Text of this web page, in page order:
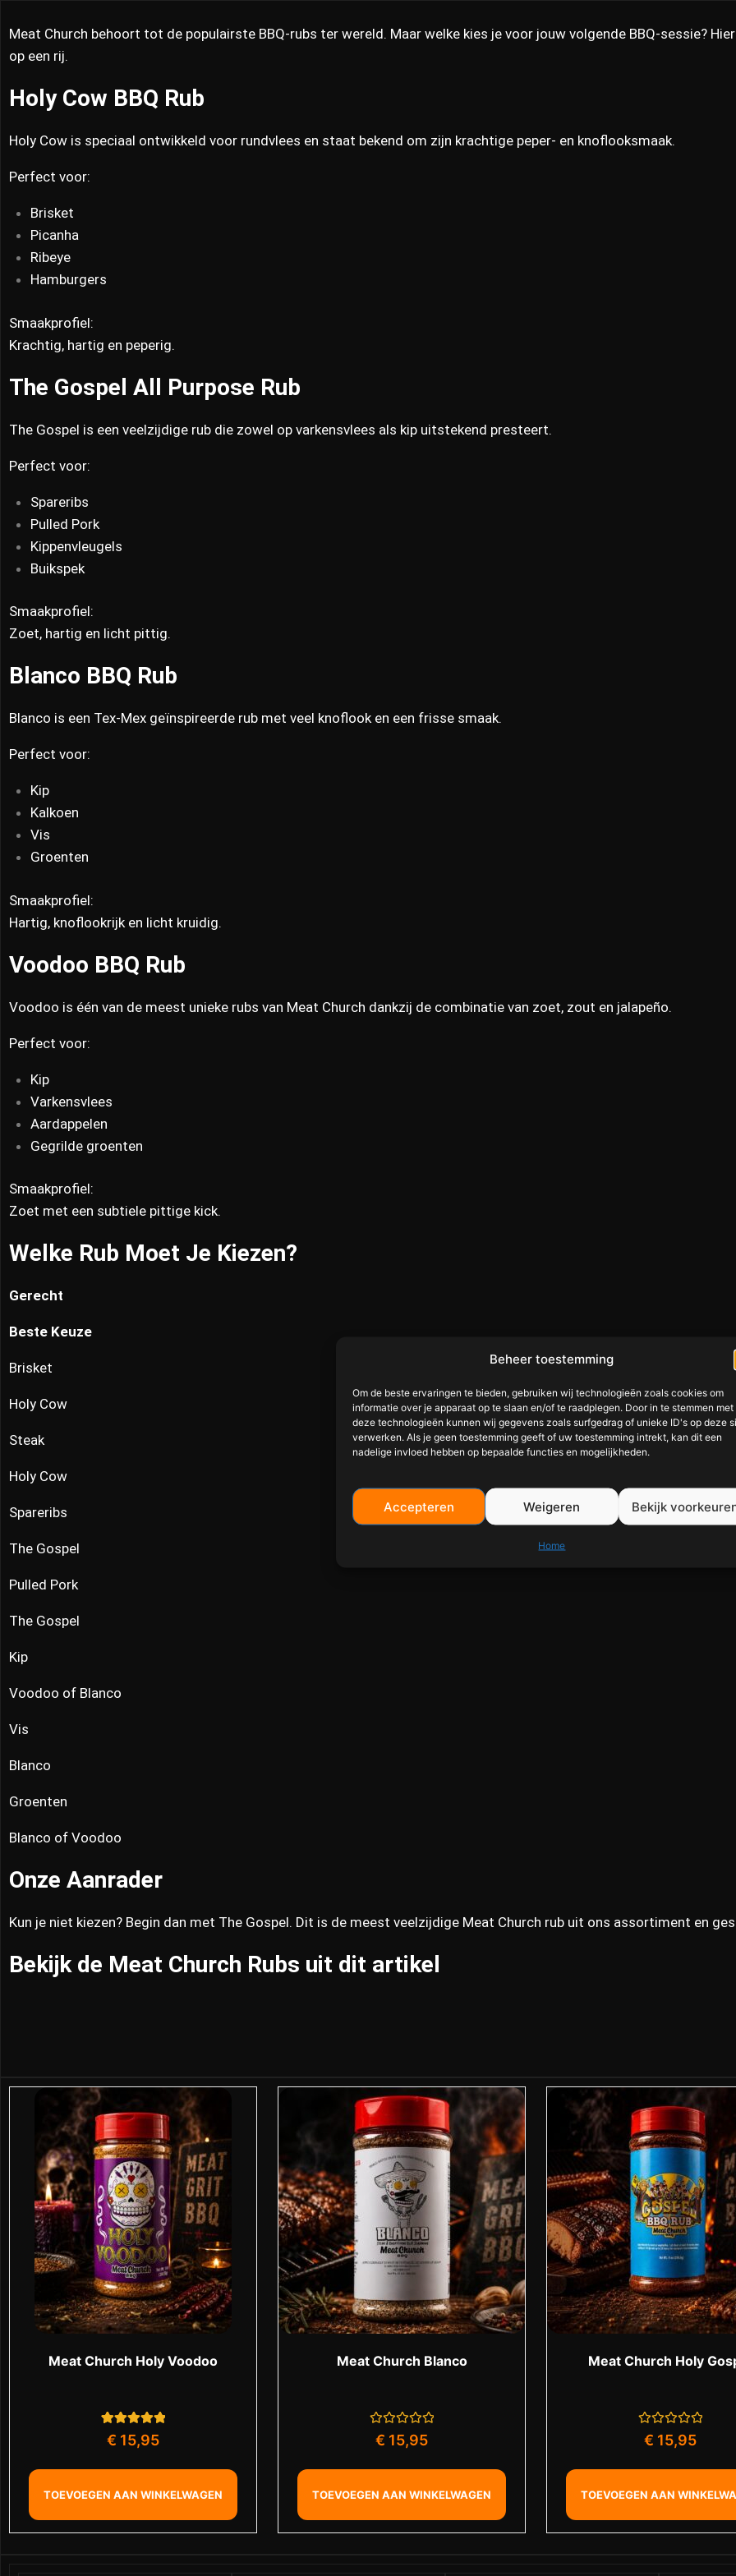
Beheer toestemming
Om de beste ervaringen te bieden, gebruiken wij technologieën zoals cookies om
informatie over je apparaat op te slaan en/of te raadplegen. Door in te stemmen met
deze technologieën kunnen wij gegevens zoals surfgedrag of unieke ID's op deze
verwerken. Als je geen toestemming geeft of uw toestemming intrekt, kan dit een
nadelige invloed hebben op bepaalde functies en mogelijkheden.
Accepteren Weigeren Bekijk
Home
Meat Church behoort tot de populairste BBQ-rubs ter wereld. Maar welke kies je voor jouw volgende BBQ-sessie?
op een rij.
Holy Cow BBQ Rub
Holy Cow is speciaal ontwikkeld voor rundvlees en staat bekend om zijn krachtige peper- en knoflooksmaak.
Perfect voor:
Brisket
Picanha
Ribeye
Hamburgers
Smaakprofiel:
Krachtig, hartig en peperig.
The Gospel All Purpose Rub
The Gospel is een veelzijdige rub die zowel op varkensvlees als kip uitstekend presteert.
Perfect voor:
Spareribs
Pulled Pork
Kippenvleugels
Buikspek
Smaakprofiel:
Zoet, hartig en licht pittig.
Blanco BBQ Rub
Blanco is een Tex-Mex geïnspireerde rub met veel knoflook en een frisse smaak.
Perfect voor:
Kip
Kalkoen
Vis
Groenten
Smaakprofiel:
Hartig, knoflookrijk en licht kruidig.
Voodoo BBQ Rub
Voodoo is één van de meest unieke rubs van Meat Church dankzij de combinatie van zoet, zout en jalapeño.
Perfect voor:
Kip
Varkensvlees
Aardappelen
Gegrilde groenten
Smaakprofiel:
Zoet met een subtiele pittige kick.
Welke Rub Moet Je Kiezen?
Gerecht
Beste Keuze
Brisket
Holy Cow
Steak
Holy Cow
Spareribs
The Gospel
Pulled Pork
The Gospel
Kip
Voodoo of Blanco
Vis
Blanco
Groenten
Blanco of Voodoo
Onze Aanrader
Kun je niet kiezen? Begin dan met The Gospel. Dit is de meest veelzijdige Meat Church rub uit ons assortiment en
Bekijk de Meat Church Rubs uit dit artikel
Meat Church Holy Voodoo
Gewaardeerd
5.00
gebaseerd op
waardering
€ 15,95
TOEVOEGEN AAN WINKELWAGEN
Meat Church Blanco
Gewaardeerd
5
€ 15,95
TOEVOEGEN AAN WINKELWAGEN
Meat Church Holy
Gewaardeerd
5
€ 15,95
TOEVOEGEN AAN